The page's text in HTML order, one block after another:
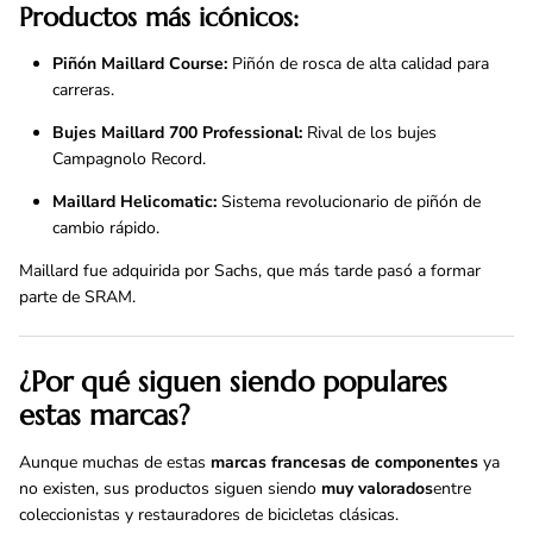
Productos más icónicos:
Piñón Maillard Course: Piñón de rosca de alta calidad para
carreras.
Bujes Maillard 700 Professional: Rival de los bujes
Campagnolo Record.
Maillard Helicomatic: Sistema revolucionario de piñón de
cambio rápido.
Maillard fue adquirida por Sachs, que más tarde pasó a formar
parte de SRAM.
¿Por qué siguen siendo populares
estas marcas?
Aunque muchas de estas marcas francesas de componentes ya
no existen, sus productos siguen siendo muy valoradosentre
coleccionistas y restauradores de bicicletas clásicas.